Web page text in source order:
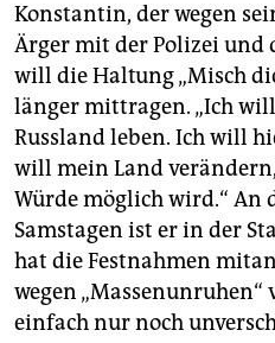
Konstantin, der wegen
Ärger mit der Polizei und
will die Haltung „Misch
länger mittragen. „Ich
Russland leben. Ich will
will mein Land
Würde möglich wird.“ An
Samstagen ist er in der
hat die Festnahmen
wegen „Massenunruhen“
einfach nur noch